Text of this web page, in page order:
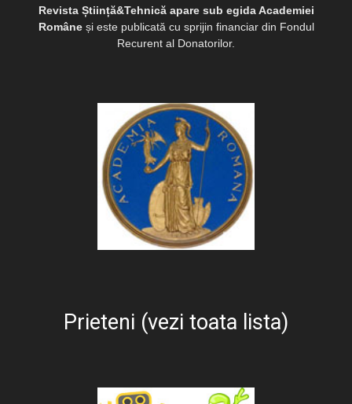
Revista Știință&Tehnică apare sub egida Academiei
Româneși este publicată cu sprijin financiar din Fondul
Recurent al Donatorilor.
Prieteni (vezi toata lista)